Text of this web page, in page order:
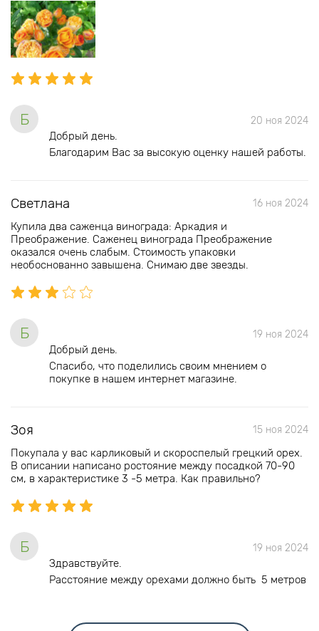
Б 20 ноя 2024
Добрый день.
Благодарим Вас за высокую оценку нашей работы.
Светлана 16 ноя 2024
Купила два саженца винограда: Аркадия и
Преображение. Саженец винограда Преображение
оказался очень слабым. Стоимость упаковки
необоснованно завышена. Снимаю две звезды.
Б 19 ноя 2024
Добрый день.
Спасибо, что поделились своим мнением о
покупке в нашем интернет магазине.
Зоя 15 ноя 2024
Покупала у вас карликовый и скороспелый грецкий орех.
В описании написано ростояние между посадкой 70-90
см, в характеристике 3 -5 метра. Как правильно?
Б 19 ноя 2024
Здравствуйте.
Расстояние между орехами должно быть 5 метров